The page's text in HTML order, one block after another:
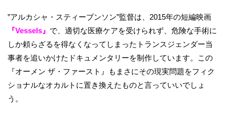
”アルカシャ・スティーブンソン”監督は、2015年の短編映画
『Vessels』 で、適切な医療ケアを受けられず、危険な手術に
しか頼らざるを得なくなってしまったトランスジェンダー当
事者を追いかけたドキュメンタリーを制作しています。この
『オーメン ザ・ファースト』もまさにその現実問題をフィク
ショナルなオカルトに置き換えたものと言っていいでしょ
う。